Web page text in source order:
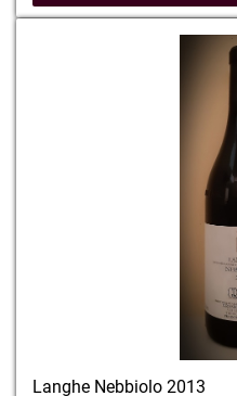
Langhe Nebbiolo 2013